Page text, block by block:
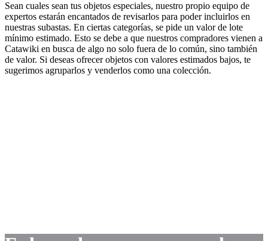
Sean cuales sean tus objetos especiales, nuestro propio equipo de
expertos estarán encantados de revisarlos para poder incluirlos en
nuestras subastas. En ciertas categorías, se pide un valor de lote
mínimo estimado. Esto se debe a que nuestros compradores vienen a
Catawiki en busca de algo no solo fuera de lo común, sino también
de valor. Si deseas ofrecer objetos con valores estimados bajos, te
sugerimos agruparlos y venderlos como una colección.